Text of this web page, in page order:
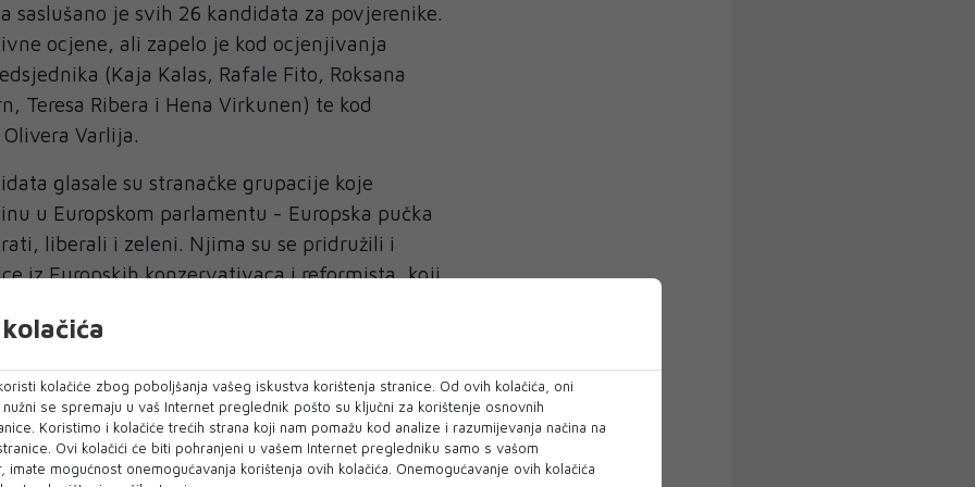
saslušano je svih 26 kandidata za povjerenike.
ocjene, ali zapelo je kod ocjenjivanja
(Kaja Kalas, Rafale Fito, Roksana
Teresa Ribera i Hena Virkunen) te kod
Varlija.
glasale su stranačke grupacije koje
u Europskom parlamentu - Europska pučka
liberali i zeleni. Njima su se pridružili i
iz Europskih konzervativaca i reformista, koji
protiv reizbora Ursule von der Leyen za
tumači se njihovom željom da ne naštete
za člana EK iz njihovih redova
za izvršnog potpredsjednika za
dolazi iz stranke Braća Italije premijerke
kolačiće zbog poboljšanja vašeg iskustva korištenja stranice. Od ovih kolačića, oni
se spremaju u vaš Internet preglednik pošto su ključni za korištenje osnovnih
Koristimo i kolačiće trećih strana koji nam pomažu kod analize i razumijevanja načina na
Ovi kolačići će biti pohranjeni u vašem Internet pregledniku samo s vašom
imate mogućnost onemogućavanja korištenja ovih kolačića. Onemogućavanje ovih kolačića